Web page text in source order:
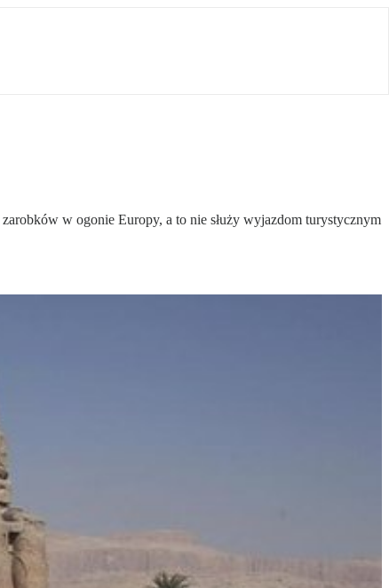
w ogonie Europy, a to nie służy wyjazdom turystycznym